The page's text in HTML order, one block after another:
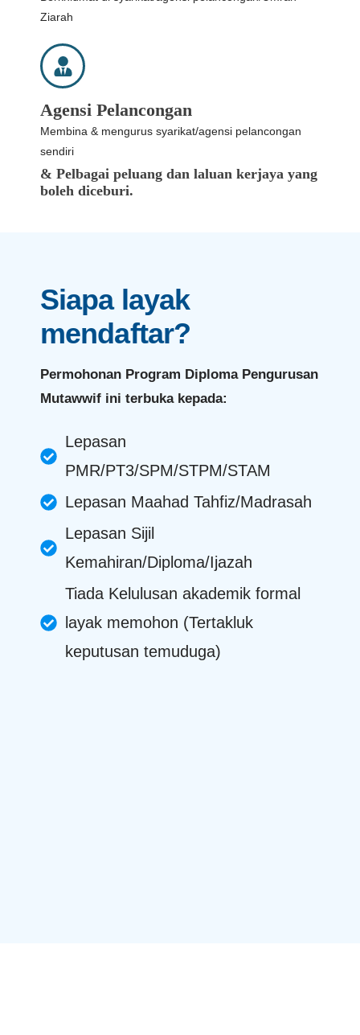
Ziarah
Agensi Pelancongan
Membina & mengurus syarikat/agensi pelancongan
sendiri
& Pelbagai peluang dan laluan kerjaya yang
boleh diceburi.
Siapa layak
mendaftar?
Permohonan Program Diploma Pengurusan
Mutawwif ini terbuka kepada:
Lepasan
PMR/PT3/SPM/STPM/STAM
Lepasan Maahad Tahfiz/Madrasah
Lepasan Sijil
Kemahiran/Diploma/Ijazah
Tiada Kelulusan akademik formal
layak memohon (Tertakluk
keputusan temuduga)